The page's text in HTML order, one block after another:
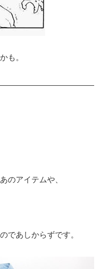
も。
のアイテムや、
であしからずです。